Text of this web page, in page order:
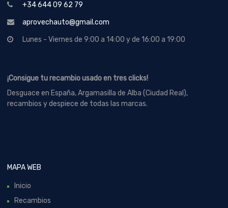
+34 644 09 62 79
aprovechauto@gmail.com
Lunes - Viernes de 9:00 a 14:00 y de 16:00 a 19:00
¡Consigue tu recambio usado en tres clicks!
Desguace en España, Argamasilla de Alba (Ciudad Real),
recambios y despiece de todas las marcas.
MAPA WEB
Inicio
Recambios